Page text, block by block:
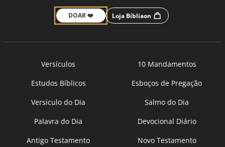
DOAR ❤️ Loja Bíbliaon
Versículos
10 Mandamentos
Estudos Bíblicos
Esboços de Pregação
Versículo do Dia
Salmo do Dia
Palavra do Dia
Devocional Diário
Antigo Testamento
Novo Testamento